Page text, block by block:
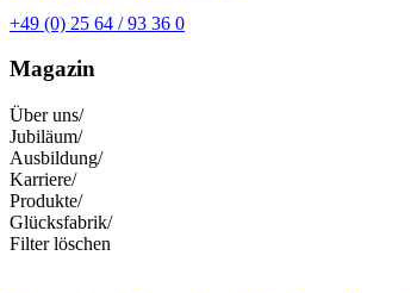
+49 (0) 25 64 / 93 36 0
Magazin
Über uns/
Jubiläum/
Ausbildung/
Karriere/
Produkte/
Glücksfabrik/
Filter löschen